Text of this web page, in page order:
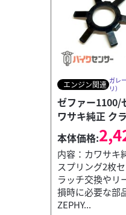
ガレージ覇利覇利（ガレージバリバリ）
エンジン関連 ガレ
リ）
ゼファー1100/
ワサキ純正 ク
本体価格:
内容：カワサキ
スプリング2枚
ラッチ交換やリ
損時に必要な部
ZEPHY...